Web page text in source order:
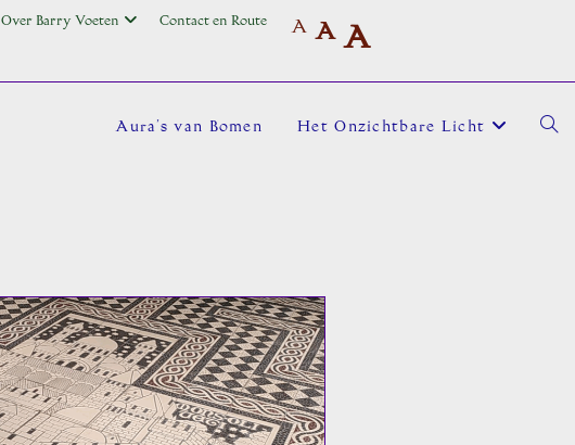
Over Barry Voeten Contact en Route A A A
Aura’s van Bomen Het Onzichtbare Licht Toggle